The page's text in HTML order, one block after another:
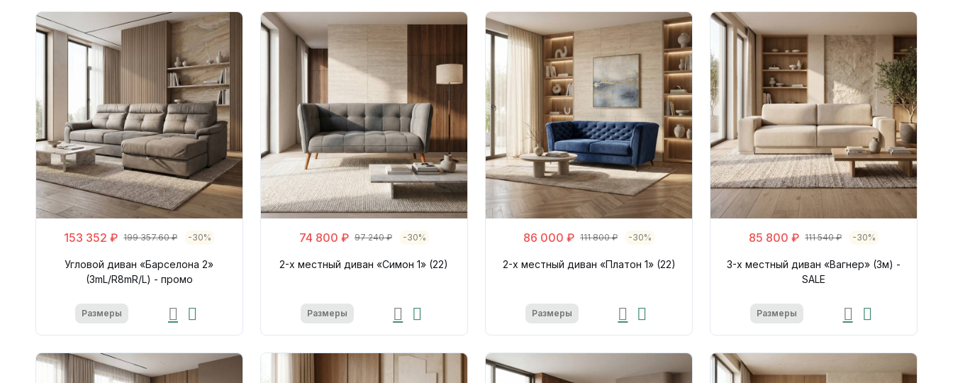
153 352 ₽ 199 357.60 ₽ -30%
Угловой диван «Барселона 2»
(3mL/R8mR/L) - промо
Размеры
74 800 ₽ 97 240 ₽ -30%
2-х местный диван «Симон 1» (22)
Размеры
86 000 ₽ 111 800 ₽ -30%
2-х местный диван «Платон 1» (22)
Размеры
85 800 ₽ 111 540 ₽ -30%
3-х местный диван «Вагнер» (3м) -
SALE
Размеры